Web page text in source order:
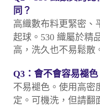
同？
高織數布料更緊密、
起球。530 織屬於精
高，洗久也不易鬆散
Q3：會不會容易褪
不易褪色。使用高密
定。可機洗，但請翻